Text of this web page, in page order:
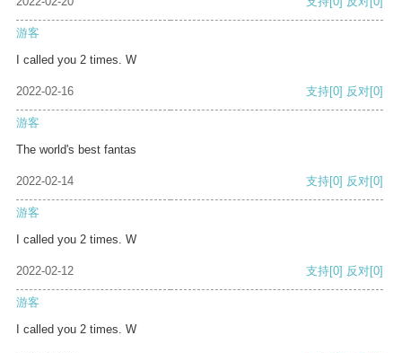
游客
I called you 2 times. W
2022-02-16 支持[0] 反对[0]
游客
The world's best fantas
2022-02-14 支持[0] 反对[0]
游客
I called you 2 times. W
2022-02-12 支持[0] 反对[0]
游客
I called you 2 times. W